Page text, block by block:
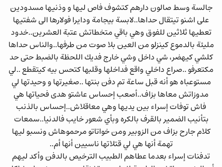
جالسة وسط صالون دارهم كتشوف فاص ليها و وذنيها مسدودين
على اشنو تيتقال حداها..لابسة بيجامة ودايرا فولارها الى شفتيها
تعطيها ثلاثين للفوق وهي باقي متخطاتش عتبة العشرين..خدود
مليئة بالدموع كينزلو من العين بلا صوت من طرفها..والناس حداها
كلشي كيهضر، شي داخل وشي خارج فديك اللحظة بالضبط حتى حد
مكتعرفو ..صراع داخلي واقع فداخلها وقلبها كتحس بيه كيتقطع ..لي
مستوعباه هو أنه قبل ساعة تم دفن بنتها ..صغيرتها و وحيدتها لي
مدوزاتش معاها بزاف..أصعب إحساس عاشتو هدى فحياتها هي
فاش توفات إسراء بين يديها وهي معاقلاش..إحساس بالذنب
بتأنيب الضمير بالقرف بالكره وبأي شعور خايب فالدنيا..سمعات
كلام جارح بزاف من الزوبير ومن خواتاتو مرحموهاش ونسبو ليها
تهمة أنها هي لي قتلاتها ناسيين أنها أم..
تدفنات إسراء بعدما عطاهم الطبيب الترخيص بالدفن وأكد ليهم